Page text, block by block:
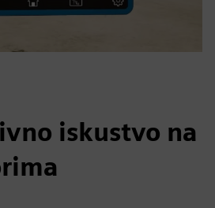
iskustvo na